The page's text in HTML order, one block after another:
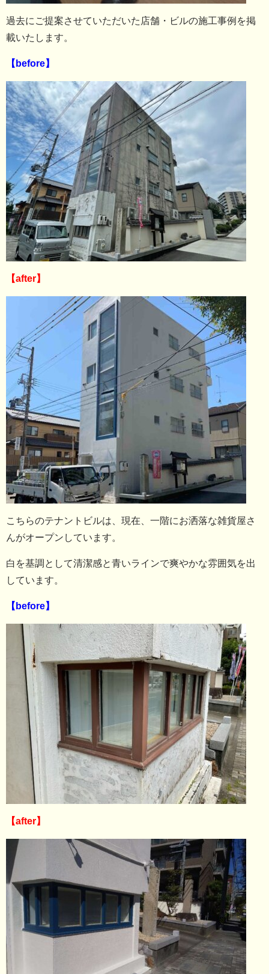
過去にご提案させていただいた店舗・ビルの施工事例を掲
載いたします。
【before】
【after】
こちらのテナントビルは、現在、一階にお洒落な雑貨屋さ
んがオープンしています。
白を基調として清潔感と青いラインで爽やかな雰囲気を出
しています。
【before】
【after】